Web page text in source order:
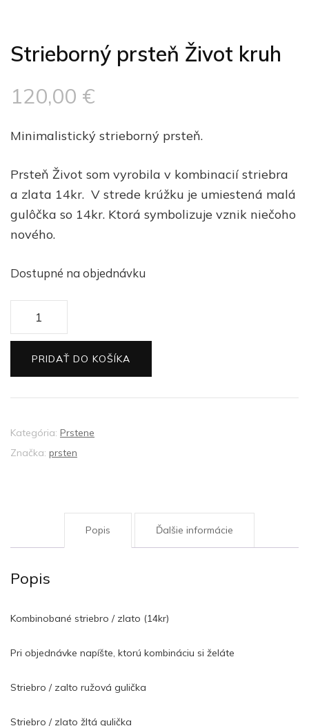
Strieborný prsteň Život kruh
120,00 €
Minimalistický strieborný prsteň.
Prsteň Život som vyrobila v kombinacií striebra
a zlata 14kr. V strede krúžku je umiestená malá
gulôčka so 14kr. Ktorá symbolizuje vznik niečoho
nového.
Dostupné na objednávku
množstvo
Strieborný
PRIDAŤ DO KOŠÍKA
Kategória: Prstene
Značka: prsten
Popis Ďalšie informácie
Popis
Kombinobané striebro / zlato (14kr)
Pri objednávke napíšte, ktorú kombináciu si želáte
Striebro / zalto ružová gulička
Striebro / zlato žltá gulička